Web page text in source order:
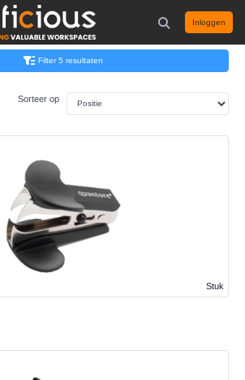
Inloggen
Filter 5 resultaten
Sorteer op
Stuk